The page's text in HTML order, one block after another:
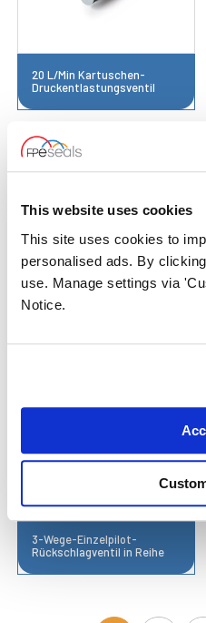
This website uses cookies
This site uses cookies to
personalised ads. By
use. Manage settings via
Notice.
20 L/Min Kartuschen-
Druckentlastungsventil
3-Wege-
3-Wege-Einzelpilot-
Rückschlagventil in Reihe